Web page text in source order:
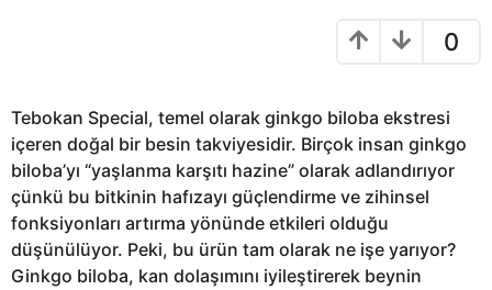
0
Tebokan Special, temel olarak ginkgo biloba ekstresi
içeren doğal bir besin takviyesidir. Birçok insan ginkgo
biloba’yı “yaşlanma karşıtı hazine” olarak adlandırıyor
çünkü bu bitkinin hafızayı güçlendirme ve zihinsel
fonksiyonları artırma yönünde etkileri olduğu
düşünülüyor. Peki, bu ürün tam olarak ne işe yarıyor?
Ginkgo biloba, kan dolaşımını iyileştirerek beynin